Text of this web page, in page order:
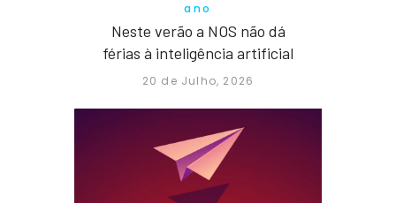
ano
Neste verão a NOS não dá
férias à inteligência artificial
20 de Julho, 2026